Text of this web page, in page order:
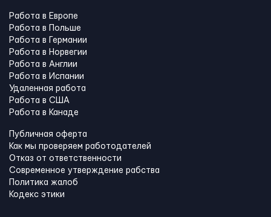
Работа в Европе
Работа в Польше
Работа в Германии
Работа в Норвегии
Работа в Англии
Работа в Испании
Удаленная работа
Работа в США
Работа в Канадe
Публичная оферта
Как мы проверяем работодателей
Отказ от ответственности
Современное утверждение рабства
Политика жалоб
Кодекс этики